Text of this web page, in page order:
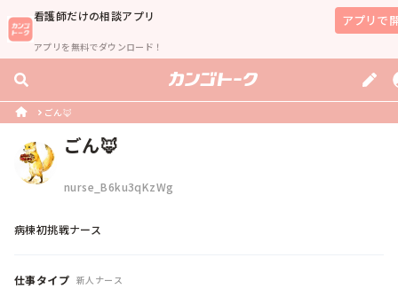
看護師だけの相談アプリ
アプリを無料でダウンロード！
アプリで
ごん🦊
ごん🦊
nurse_B6ku3qKzWg
病棟初挑戦ナース
仕事タイプ 新人ナース